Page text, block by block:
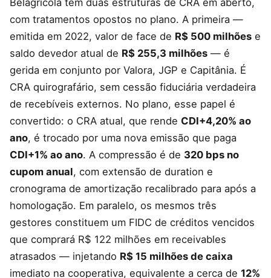
com tratamentos opostos no plano. A primeira —
emitida em 2022, valor de face de R$ 500 milhões e
saldo devedor atual de R$ 255,3 milhões — é
gerida em conjunto por Valora, JGP e Capitânia. É
CRA quirografário, sem cessão fiduciária verdadeira
de recebíveis externos. No plano, esse papel é
convertido: o CRA atual, que rende CDI+4,20% ao
ano, é trocado por uma nova emissão que paga
CDI+1% ao ano. A compressão é de 320 bps no
cupom anual, com extensão de duration e
cronograma de amortização recalibrado para após a
homologação. Em paralelo, os mesmos três
gestores constituem um FIDC de créditos vencidos
que comprará R$ 122 milhões em receivables
atrasados — injetando R$ 15 milhões de caixa
imediato na cooperativa, equivalente a cerca de 12%